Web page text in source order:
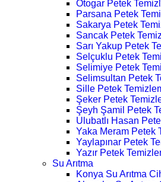
Otogar Petek
Parsana Petek
Sakarya Petek
Sancak Petek
Sarı Yakup Petek
Selçuklu Petek
Selimiye Petek
Selimsultan Petek
Sille Petek
Şeker Petek
Şeyh Şamil Petek
Ulubatlı Hasan
Yaka Meram Petek
Yaylapınar Petek
Yazır Petek
Su Arıtma
Konya Su Arıtma